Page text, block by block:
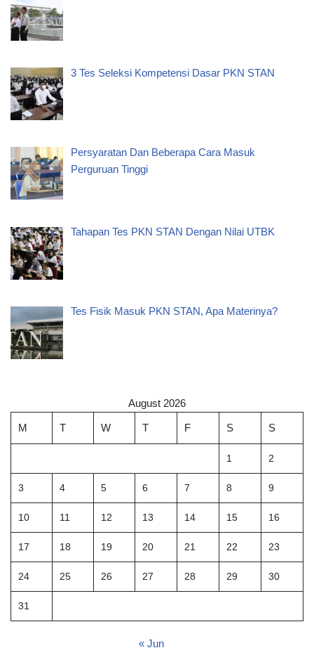
3 Tes Seleksi Kompetensi Dasar PKN STAN
Persyaratan Dan Beberapa Cara Masuk
Perguruan Tinggi
Tahapan Tes PKN STAN Dengan Nilai UTBK
Tes Fisik Masuk PKN STAN, Apa Materinya?
August 2026
M T W T F S S
1 2
3 4 5 6 7 8 9
10 11 12 13 14 15 16
17 18 19 20 21 22 23
24 25 26 27 28 29 30
31
« Jun